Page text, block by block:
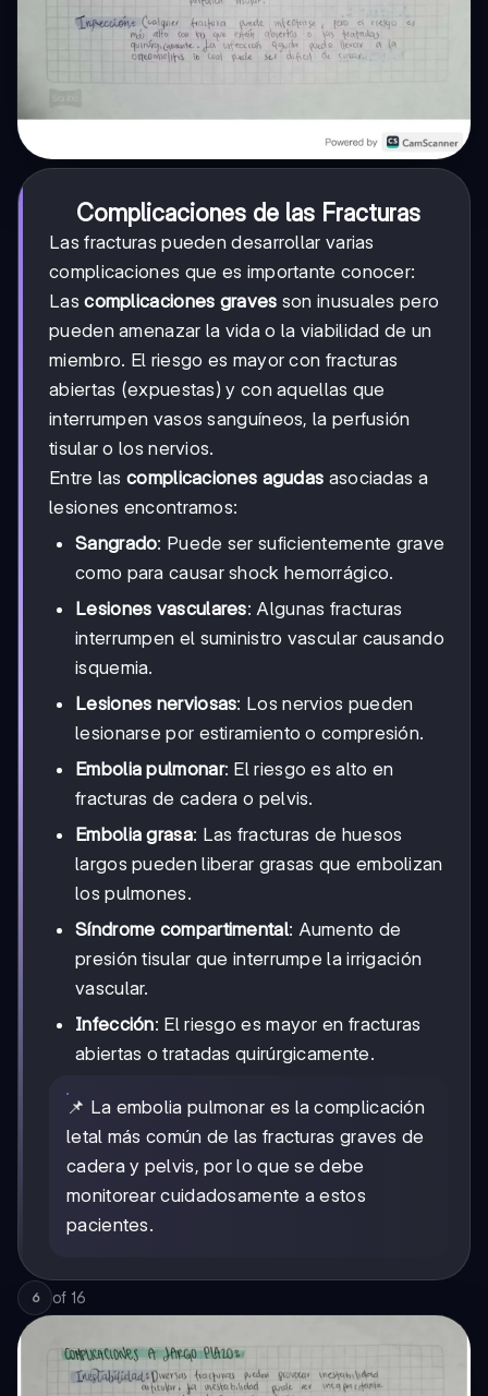
Complicaciones de las Fracturas
Las fracturas pueden desarrollar varias
complicaciones que es importante conocer:
Lascomplicaciones graves son inusuales pero
pueden amenazar la vida o la viabilidad de un
miembro. El riesgo es mayor con fracturas
abiertas (expuestas) y con aquellas que
interrumpen vasos sanguíneos, la perfusión
tisular o los nervios.
Entre las complicaciones agudas asociadas a
lesiones encontramos:
Sangrado: Puede ser suficientemente grave
como para causar shock hemorrágico.
Lesiones vasculares: Algunas fracturas
interrumpen el suministro vascular causando
isquemia.
Lesiones nerviosas: Los nervios pueden
lesionarse por estiramiento o compresión.
Embolia pulmonar: El riesgo es alto en
fracturas de cadera o pelvis.
Embolia grasa: Las fracturas de huesos
largos pueden liberar grasas que embolizan
los pulmones.
Síndrome compartimental: Aumento de
presión tisular que interrumpe la irrigación
vascular.
Infección: El riesgo es mayor en fracturas
abiertas o tratadas quirúrgicamente.
📌 La embolia pulmonar es la complicación
letal más común de las fracturas graves de
cadera y pelvis, por lo que se debe
monitorear cuidadosamente a estos
pacientes.
6 of 16